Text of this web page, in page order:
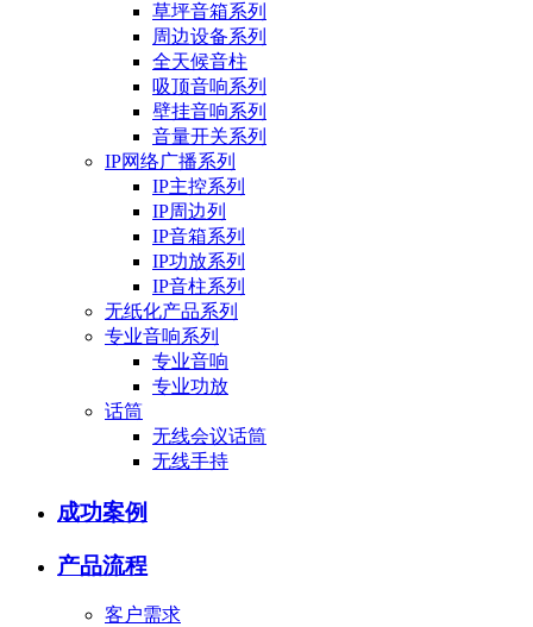
草坪音箱系列
周边设备系列
全天候音柱
吸顶音响系列
壁挂音响系列
音量开关系列
IP网络广播系列
IP主控系列
IP周边列
IP音箱系列
IP功放系列
IP音柱系列
无纸化产品系列
专业音响系列
专业音响
专业功放
话筒
无线会议话筒
无线手持
成功案例
产品流程
客户需求